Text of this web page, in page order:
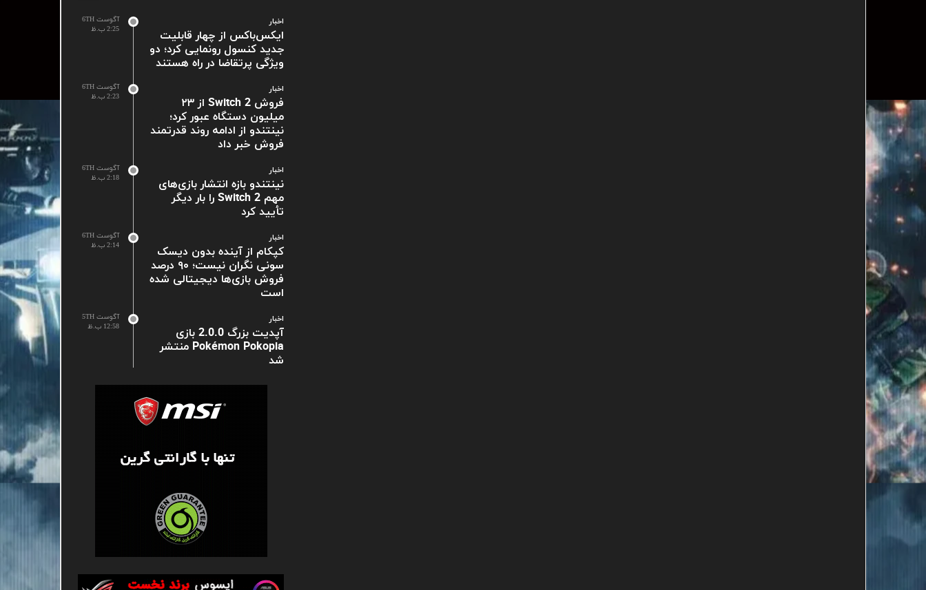
آگوست 6TH
2:25 ب.ظ
اخبار
ایکس‌باکس از چهار قابلیت
جدید کنسول رونمایی کرد؛ دو
ویژگی پرتقاضا در راه هستند
آگوست 6TH
2:23 ب.ظ
اخبار
فروش Switch 2 از ۲۳
میلیون دستگاه عبور کرد؛
نینتندو از ادامه روند قدرتمند
فروش خبر داد
آگوست 6TH
2:18 ب.ظ
اخبار
نینتندو بازه انتشار بازی‌های
مهم Switch 2 را بار دیگر
تأیید کرد
آگوست 6TH
2:14 ب.ظ
اخبار
کپکام از آینده بدون دیسک
سونی نگران نیست؛ ۹۰ درصد
فروش بازی‌ها دیجیتالی شده
است
آگوست 5TH
12:58 ب.ظ
اخبار
آپدیت بزرگ 2.0.0 بازی
Pokémon Pokopia منتشر
شد